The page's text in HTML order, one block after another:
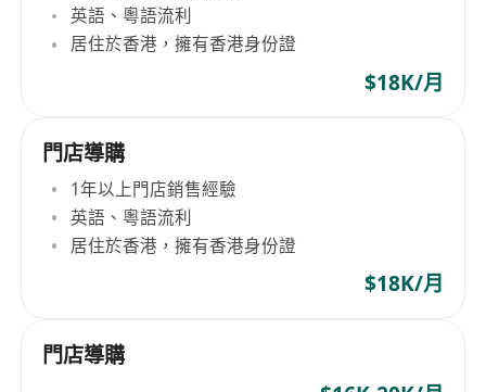
英語、粵語流利
居住於香港，擁有香港身份證
$18K/月
門店導購
1年以上門店銷售經驗
英語、粵語流利
居住於香港，擁有香港身份證
$18K/月
門店導購